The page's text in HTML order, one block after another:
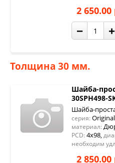
2 650.00
− +
Толщина 30 мм.
Шайба-
30SPH498-
Шайба-
серия:
материал:
PCD: 4x98,
необходим
2 850.00